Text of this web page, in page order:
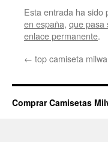
Esta entrada ha sido
en españa, que pasa
enlace permanente.
← top camiseta
Comprar Camisetas